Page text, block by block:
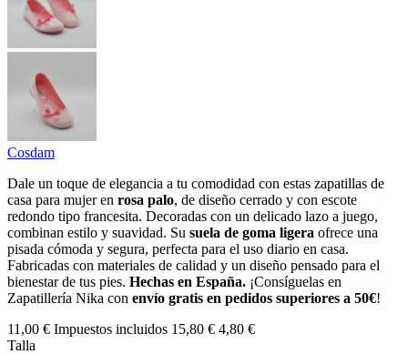
Cosdam
Dale un toque de elegancia a tu comodidad con estas zapatillas de
casa para mujer en rosa palo, de diseño cerrado y con escote
redondo tipo francesita. Decoradas con un delicado lazo a juego,
combinan estilo y suavidad. Su suela de goma ligera ofrece una
pisada cómoda y segura, perfecta para el uso diario en casa.
Fabricadas con materiales de calidad y un diseño pensado para el
bienestar de tus pies. Hechas en España. ¡Consíguelas en
Zapatillería Nika con envío gratis en pedidos superiores a 50€!
11,00 € Impuestos incluidos 15,80 € 4,80 €
Talla